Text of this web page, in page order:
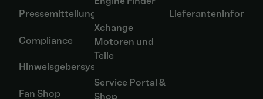
Pressemitteilungen
Compliance
Hinweisgebersystem
Fan Shop
Xchange
Motoren und
Teile
Service Portal &
Shop